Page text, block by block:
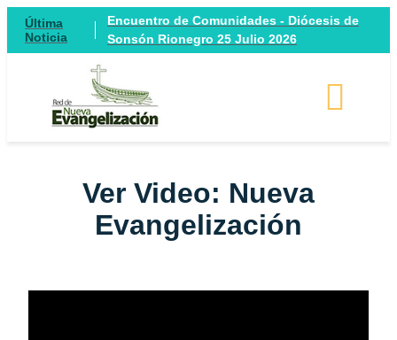
Última
Noticia
Encuentro de Comunidades - Diócesis de
Sonsón Rionegro 25 Julio 2026
Ver Video: Nueva
Evangelización